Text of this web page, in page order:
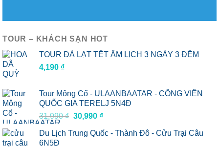
TOUR – KHÁCH SẠN HOT
TOUR ĐÀ LẠT TẾT ÂM LỊCH 3 NGÀY 3 ĐÊM
4,190 ₫
Tour Mông Cổ - ULAANBAATAR - CÔNG VIÊN
QUỐC GIA TERELJ 5N4Đ
31,990₫ Giá
là:
30,990 ₫Giá
tại
Du Lịch Trung Quốc - Thành Đô - Cửu Trại Câu
6N5Đ